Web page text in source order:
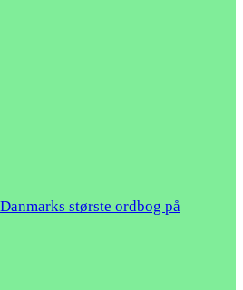
største ordbog på